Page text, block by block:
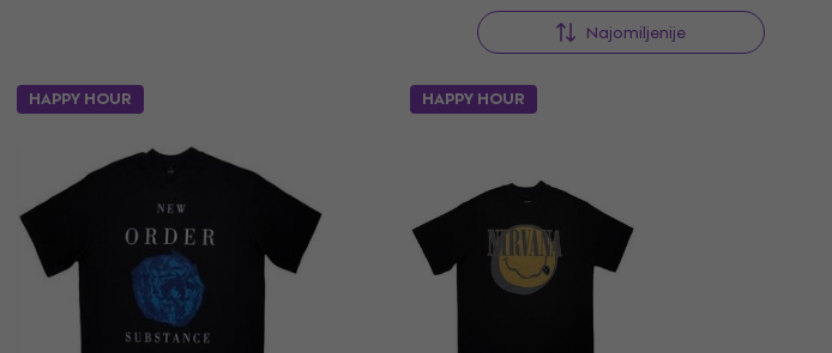
Najomiljenije
HAPPY HOUR HAPPY HOUR